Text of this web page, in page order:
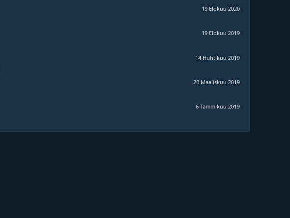
19 Elokuu 2020
19 Elokuu 2019
14 Huhtikuu 2019
20 Maaliskuu 2019
6 Tammikuu 2019